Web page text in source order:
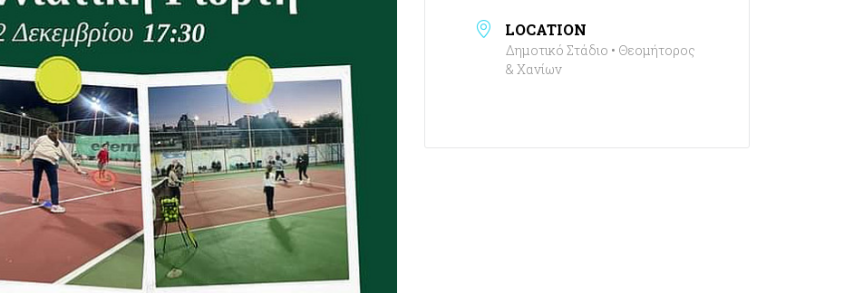
LOCATION
Δημοτικό Στάδιο • Θεομήτορος
& Χανίων